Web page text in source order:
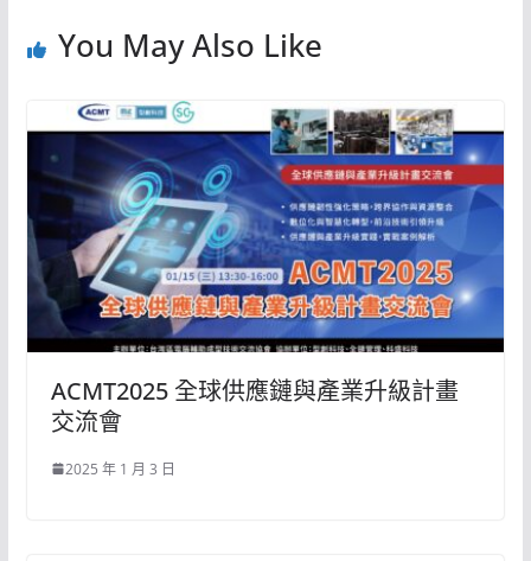
You May Also Like
ACMT2025 全球供應鏈與產業升級計畫
交流會
2025 年 1 月 3 日